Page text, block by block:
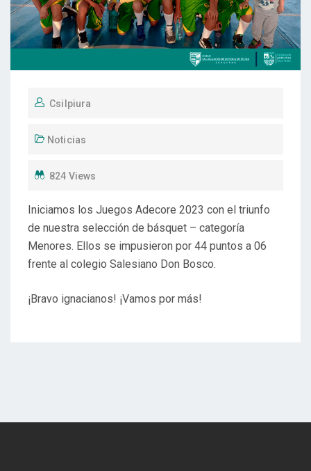
Csilpiura
Noticias
824 Views
Iniciamos los Juegos Adecore 2023 con el triunfo
de nuestra selección de básquet – categoría
Menores. Ellos se impusieron por 44 puntos a 06
frente al colegio Salesiano Don Bosco.
¡Bravo ignacianos! ¡Vamos por más!